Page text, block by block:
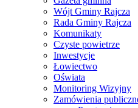
Wójt Gminy Rajcza
Rada Gminy Rajcza
Komunikaty
Czyste powietrze
Inwestycje
Łowiectwo
Oświata
Monitoring Wizyjny
Zamówienia